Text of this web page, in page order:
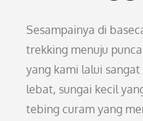
Sesampainya di
trekking menuju
yang kami lalui
lebat, sungai kecil
tebing curam yang